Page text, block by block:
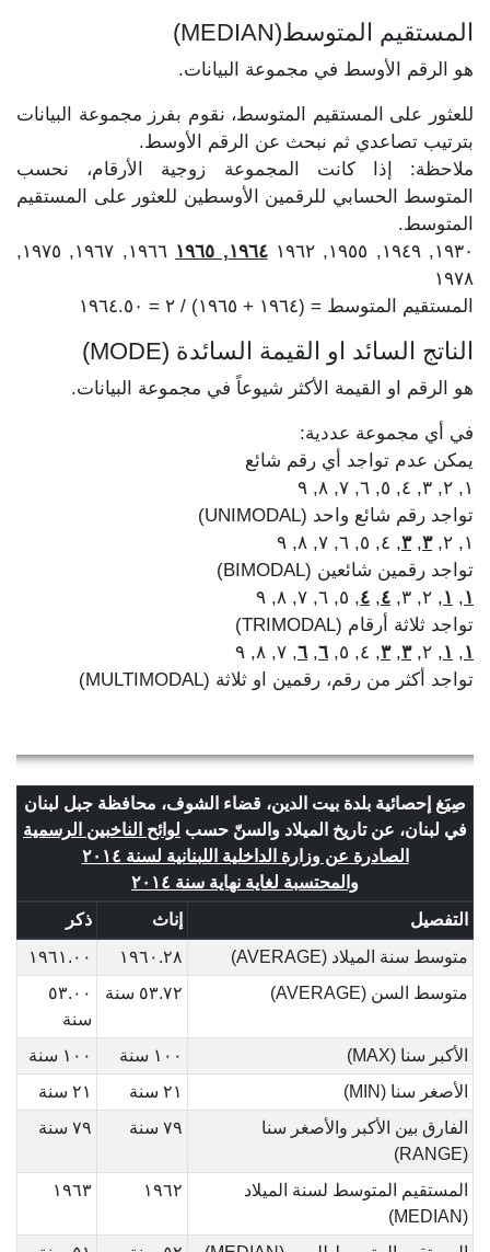
المستقيم المتوسط(MEDIAN)
هو الرقم الأوسط في مجموعة البيانات.
للعثور على المستقيم المتوسط، نقوم بفرز مجموعة البيانات
بترتيب تصاعدي ثم نبحث عن الرقم الأوسط.
ملاحظة: إذا كانت المجموعة زوجية الأرقام، نحسب
المتوسط الحسابي للرقمين الأوسطين للعثور على المستقيم
المتوسط.
١٩٣٠, ١٩٤٩, ١٩٥٥, ١٩٦٢
١٩٦٤, ١٩٦٥
١٩٦٦, ١٩٦٧, ١٩٧٥,
١٩٧٨
المستقيم المتوسط = (١٩٦٤ + ١٩٦٥) / ٢ = ١٩٦٤.٥٠
الناتج السائد او القيمة السائدة (MODE)
هو الرقم او القيمة الأكثر شيوعاً في مجموعة البيانات.
في أي مجموعة عددية:
يمكن عدم تواجد أي رقم شائع
١, ٢, ٣, ٤, ٥, ٦, ٧, ٨, ٩
تواجد رقم شائع واحد (UNIMODAL)
١, ٢,
٣,٣, ٤, ٥, ٦, ٧, ٨, ٩
تواجد رقمين شائعين (BIMODAL)
١, ١, ٢, ٣, ٤, ٤, ٥, ٦, ٧, ٨, ٩
تواجد ثلاثة أرقام (TRIMODAL)
١, ١, ٢, ٣,٣, ٤, ٥, ٦, ٦, ٧, ٨, ٩
تواجد أكثر من رقم، رقمين او ثلاثة (MULTIMODAL)
صِيَغ إحصائية بلدة بيت الدين، قضاء الشوف، محافظة جبل لبنان
في لبنان، عن تاريخ الميلاد والسنّ حسب لوائح الناخبين الرسمية
الصادرة عن وزارة الداخلية اللبنانية لسنة ٢٠١٤
والمحتسبة لغاية نهاية سنة ٢٠١٤
التفصيل
إناث
ذكر
متوسط سنة الميلاد (AVERAGE)
١٩٦٠.٢٨
١٩٦١.٠٠
متوسط السن (AVERAGE)
٥٣.٧٢ سنة
٥٣.٠٠
سنة
الأكبر سنا (MAX)
١٠٠ سنة
١٠٠ سنة
الأصغر سنا (MIN)
٢١ سنة
٢١ سنة
الفارق بين الأكبر والأصغر سنا
(RANGE)
٧٩ سنة ٧٩ سنة
المستقيم المتوسط لسنة الميلاد
(MEDIAN)
١٩٦٢ ١٩٦٣